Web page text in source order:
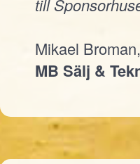
till
Mikael Broman,
MB Sälj &